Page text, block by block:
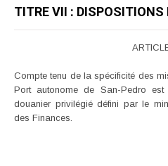
TITRE VII : DISPOSITIONS
Compte tenu de la spécificité des
Port autonome de San-Pedro
douanier privilégié défini par le
des Finances.